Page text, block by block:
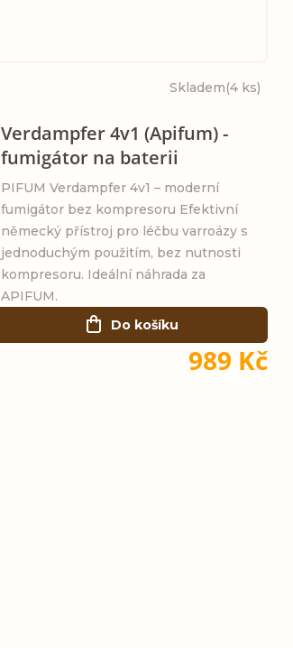
Verdampfer 4v1 (Apifum) -
fumigátor na baterii
Skladem(4 ks)
989 Kč
Do košíku
PIFUM Verdampfer 4v1 – moderní
fumigátor bez kompresoru Efektivní
německý přístroj pro léčbu varroázy s
jednoduchým použitím, bez nutnosti
kompresoru. Ideální náhrada za
APIFUM.